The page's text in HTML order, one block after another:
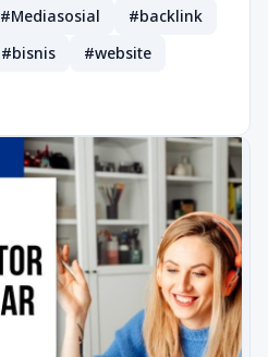
#Mediasosial
#backlink
#bisnis
#website